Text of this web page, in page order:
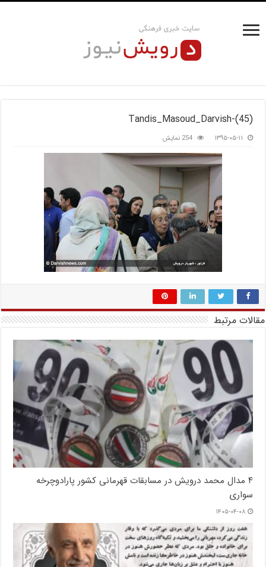
Tandis_Masoud_Darvish-(45)
۱۳۹۵-۰۵-۱۱ 254 نمایش
مقالات مرتبط
۴ مدال محمد درویش در مسابقات قهرمانی کشور پارادوچرخه
سواری
۱۴۰۵-۰۴-۰۸